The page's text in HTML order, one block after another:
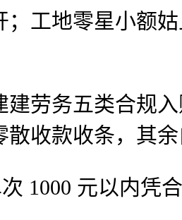
；工地零星小额
务五类合规入
收款收条，其
元以内凭合